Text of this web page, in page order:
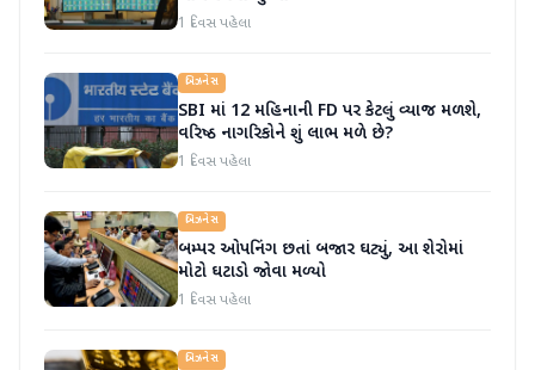
1 દિવસ પહેલા
બિઝનેસ
SBI માં 12 મહિનાની FD પર કેટલું વ્યાજ મળશે,
વરિષ્ઠ નાગરિકોને શું લાભ મળે છે?
1 દિવસ પહેલા
બિઝનેસ
બમ્પર ઓપનિંગ છતાં બજાર ઘટ્યું, આ શેરોમાં
મોટો ઘટાડો જોવા મળ્યો
1 દિવસ પહેલા
બિઝનેસ